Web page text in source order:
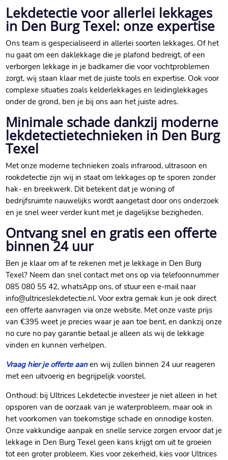
Lekdetectie voor allerlei lekkages
in Den Burg Texel: onze expertise
Ons team is gespecialiseerd in allerlei soorten lekkages. Of het
nu gaat om een daklekkage die je plafond bedreigt, of een
verborgen lekkage in je badkamer die voor vochtproblemen
zorgt, wij staan klaar met de juiste tools en expertise. Ook voor
complexe situaties zoals kelderlekkages en leidinglekkages
onder de grond, ben je bij ons aan het juiste adres.
Minimale schade dankzij moderne
lekdetectietechnieken in Den Burg
Texel
Met onze moderne technieken zoals infrarood, ultrasoon en
rookdetectie zijn wij in staat om lekkages op te sporen zonder
hak- en breekwerk. Dit betekent dat je woning of
bedrijfsruimte nauwelijks wordt aangetast door ons onderzoek
en je snel weer verder kunt met je dagelijkse bezigheden.
Ontvang snel en gratis een offerte
binnen 24 uur
Ben je klaar om af te rekenen met je lekkage in Den Burg
Texel? Neem dan snel contact met ons op via telefoonnummer
085 080 55 42, whatsApp ons, of stuur een e-mail naar
info@ultriceslekdetectie.nl. Voor extra gemak kun je ook direct
een offerte aanvragen via onze website. Met onze vaste prijs
van €395 weet je precies waar je aan toe bent, en dankzij onze
no cure no pay garantie betaal je alleen als wij de lekkage
vinden en kunnen verhelpen.
Vraag hier je offerte aanen wij zullen binnen 24 uur reageren
met een uitvoerig en begrijpelijk voorstel.
Onthoud: bij Ultrices Lekdetectie investeer je niet alleen in het
opsporen van de oorzaak van je waterprobleem, maar ook in
het voorkomen van toekomstige schade en onnodige kosten.
Onze vakkundige aanpak en snelle service zorgen ervoor dat je
lekkage in Den Burg Texel geen kans krijgt om uit te groeien
tot een groter probleem. Kies voor zekerheid, kies voor Ultrices